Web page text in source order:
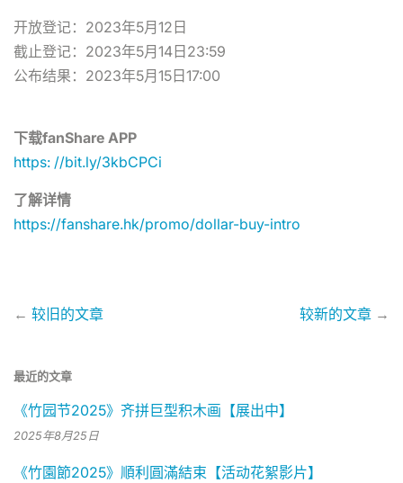
开放登记：2023年5月12日
截止登记：2023年5月14日23:59
公布结果：2023年5月15日17:00
下载fanShare APP
https: //bit.ly/3kbCPCi
了解详情
https://fanshare.hk/promo/dollar-buy-intro
← 较旧的文章 较新的文章 →
最近的文章
《竹园节2025》齐拼巨型积木画【展出中】
2025年8月25日
《竹園節2025》順利圓滿結束【活动花絮影片】